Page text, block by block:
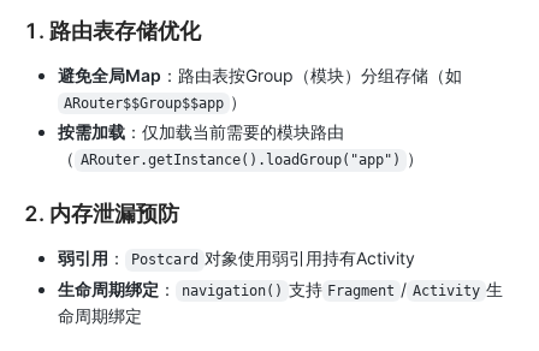
1. 路由表存储优化
避免全局Map ：路由表按Group（模块）分组存储（如
ARouter$$Group$$app ）
按需加载 ：仅加载当前需要的模块路由
（ ARouter.getInstance().loadGroup("app") ）
2. 内存泄漏预防
弱引用 ： Postcard 对象使用弱引用持有Activity
生命周期绑定 ： navigation() 支持 Fragment / Activity 生
命周期绑定